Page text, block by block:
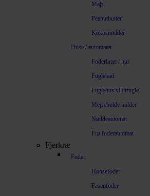
Majs
Peanutbutter
Kokosnødder
Huse / automater
Foderbræt / hus
Fuglebad
Fuglehus vildtfugle
Mejsebolde holder
Nøddeautomat
Frø foderautomat
Fjerkræ
Foder
Hønsefoder
Fasanfoder